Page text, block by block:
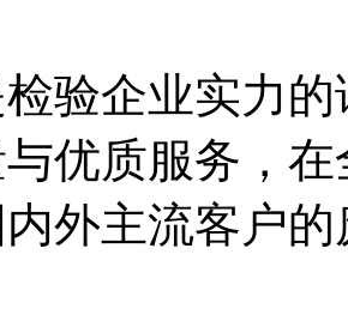
验企业实力
优质服务，
外主流客户